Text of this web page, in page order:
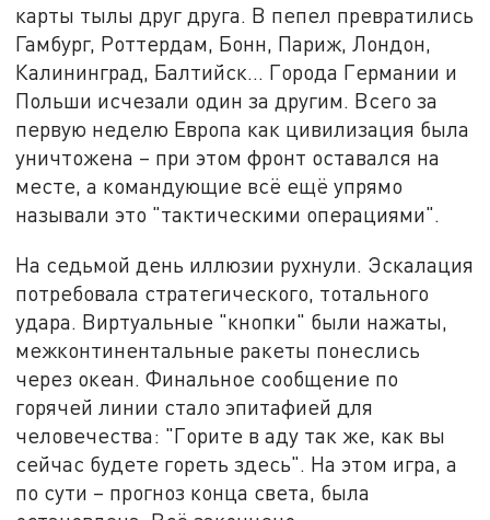
карты тылы друг друга. В пепел превратились
Гамбург, Роттердам, Бонн, Париж, Лондон,
Калининград, Балтийск... Города Германии и
Польши исчезали один за другим. Всего за
первую неделю Европа как цивилизация была
уничтожена – при этом фронт оставался на
месте, а командующие всё ещё упрямо
называли это "тактическими операциями".
На седьмой день иллюзии рухнули. Эскалация
потребовала стратегического, тотального
удара. Виртуальные "кнопки" были нажаты,
межконтинентальные ракеты понеслись
через океан. Финальное сообщение по
горячей линии стало эпитафией для
человечества: "Горите в аду так же, как вы
сейчас будете гореть здесь". На этом игра, а
по сути – прогноз конца света, была